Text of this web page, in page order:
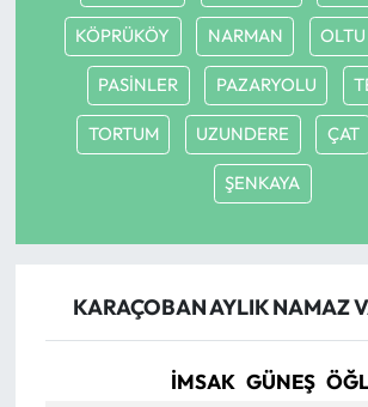
KÖPRÜKÖY NARMAN OLTU
PASİNLER PAZARYOLU
TORTUM UZUNDERE ÇAT
ŞENKAYA
KARAÇOBAN AYLIK NAMAZ
İMSAK GÜNEŞ